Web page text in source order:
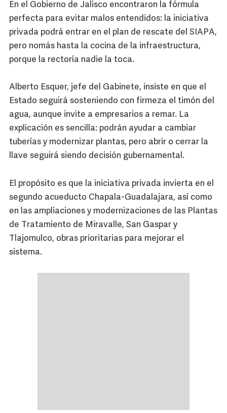
En el Gobierno de Jalisco encontraron la fórmula
perfecta para evitar malos entendidos: la iniciativa
privada podrá entrar en el plan de rescate del SIAPA,
pero nomás hasta la cocina de la infraestructura,
porque la rectoría nadie la toca.
Alberto Esquer, jefe del Gabinete, insiste en que el
Estado seguirá sosteniendo con firmeza el timón del
agua, aunque invite a empresarios a remar. La
explicación es sencilla: podrán ayudar a cambiar
tuberías y modernizar plantas, pero abrir o cerrar la
llave seguirá siendo decisión gubernamental.
El propósito es que la iniciativa privada invierta en el
segundo acueducto Chapala-Guadalajara, así como
en las ampliaciones y modernizaciones de las Plantas
de Tratamiento de Miravalle, San Gaspar y
Tlajomulco, obras prioritarias para mejorar el
sistema.